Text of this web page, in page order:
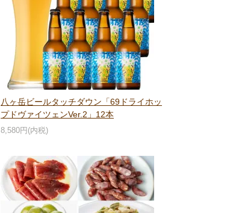
八ヶ岳ビールタッチダウン「69ドライホッ
プドヴァイツェンVer.2」12本
8,580円(内税)